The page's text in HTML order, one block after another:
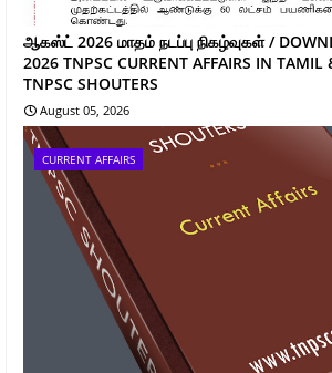
ஆகஸ்ட் 2026 மாதம் நடப்பு நிகழ்வுகள் /
2026 TNPSC CURRENT AFFAIRS IN TAMIL
TNPSC SHOUTERS
August 05, 2026
CURRENT AFFAIRS